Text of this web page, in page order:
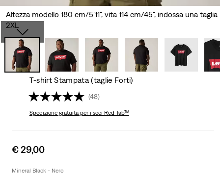
Altezza modello 180 cm/5'11", vita 114 cm/45", indossa una taglia
2XL
T-shirt Stampata (taglie Forti)
(48)
Spedizione gratuitaper i soci Red Tab™
Sale
is
€ 29,00
Mineral Black - Nero